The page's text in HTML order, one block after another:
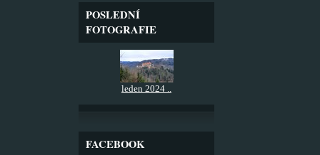
POSLEDNÍ
FOTOGRAFIE
leden 2024 ..
FACEBOOK